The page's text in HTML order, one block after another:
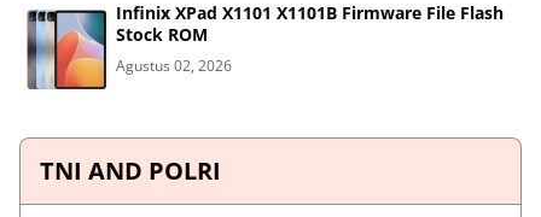
Infinix XPad X1101 X1101B Firmware File Flash
Stock ROM
Agustus 02, 2026
TNI AND POLRI